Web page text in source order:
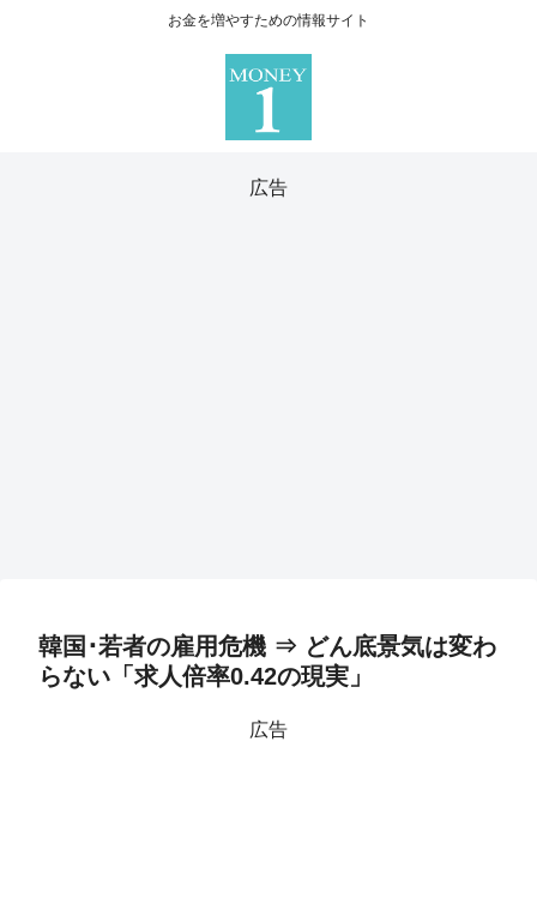
お金を増やすための情報サイト
広告
韓国･若者の雇用危機 ⇒ どん底景気は変わ
らない「求人倍率0.42の現実」
広告